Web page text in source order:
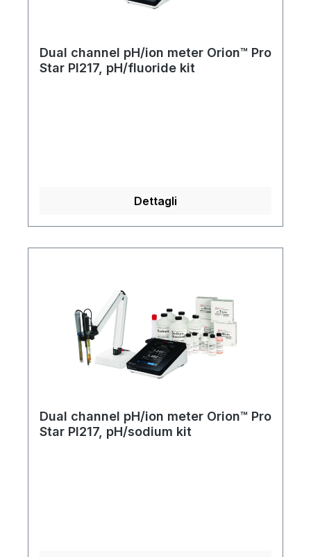
Dual channel pH/ion meter Orion™ Pro
Star PI217, pH/fluoride kit
Dettagli
Dual channel pH/ion meter Orion™ Pro
Star PI217, pH/sodium kit